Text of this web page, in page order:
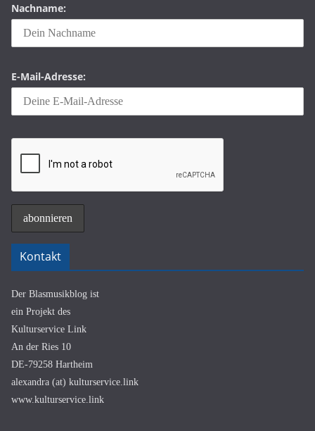
Nachname:
E-Mail-Adresse:
Kontakt
Der Blasmusikblog ist
ein Projekt des
Kulturservice Link
An der Ries 10
DE-79258 Hartheim
alexandra (at) kulturservice.link
www.kulturservice.link